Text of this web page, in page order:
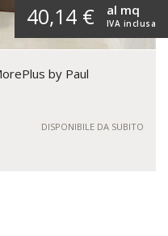
40,14 € IVA inclusa
al mq
by Paul
DISPONIBILE DA SUBITO